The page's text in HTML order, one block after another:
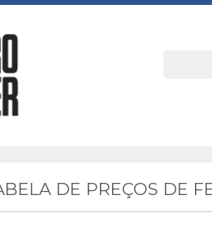
DE PREÇOS DE